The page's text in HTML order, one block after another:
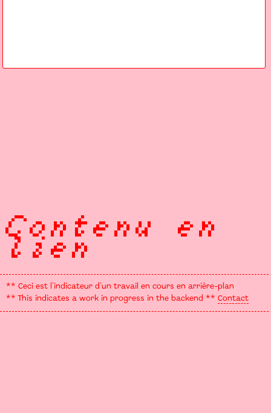
Contenu en
lien
** Ceci est l'indicateur d'un travail en cours en arrière-plan
** This indicates a work in progress in the backend ** Contact